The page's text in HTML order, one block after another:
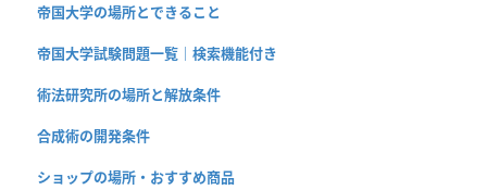
帝国大学の場所とできること
帝国大学試験問題一覧｜検索機能付き
術法研究所の場所と解放条件
合成術の開発条件
ショップの場所・おすすめ商品